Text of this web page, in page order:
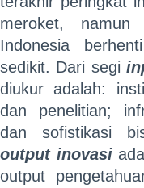
meroket,
Indonesia
sedikit. Dari segi
diukur adalah:
dan penelitian;
dan sofistikasi
output inovasiada
output